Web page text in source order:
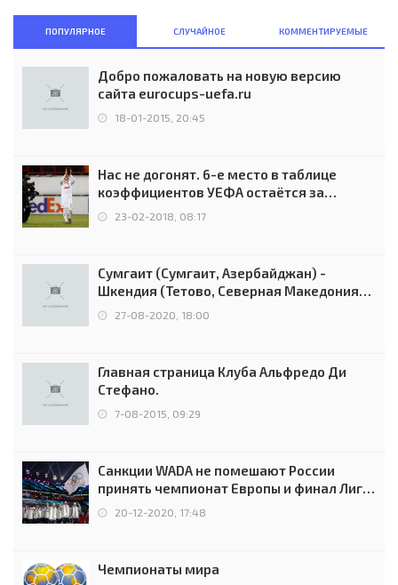
ПОПУЛЯРНОЕ СЛУЧАЙНОЕ КОММЕНТИРУЕМЫЕ
Добро пожаловать на новую версию
сайта eurocups-uefa.ru
18-01-2015, 20:45
Нас не догонят. 6-е место в таблице
коэффициентов УЕФА остаётся за
Россией
23-02-2018, 08:17
Сумгаит (Сумгаит, Азербайджан) -
Шкендия (Тетово, Северная Македония) -
0:2 (0:0)
27-08-2020, 18:00
Главная страница Клуба Альфредо Ди
Стефано.
7-08-2015, 09:29
Санкции WADA не помешают России
принять чемпионат Европы и финал Лиги
чемпионов.
20-12-2020, 17:48
Чемпионаты мира